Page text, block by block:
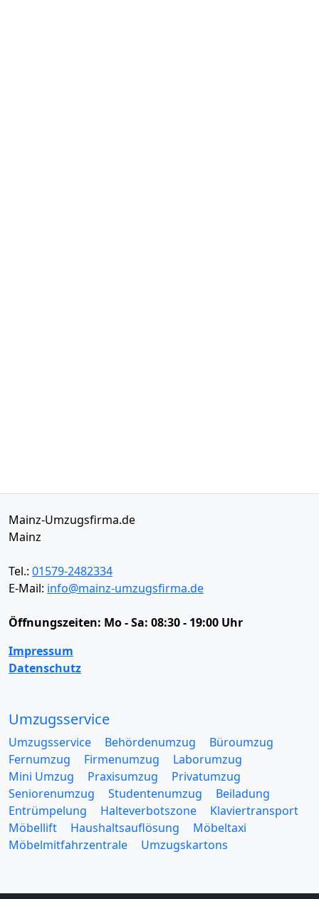
Mainz-Umzugsfirma.de
Mainz
Tel.: 01579-2482334
E-Mail: info@mainz-umzugsfirma.de
Öffnungszeiten: Mo - Sa: 08:30 - 19:00 Uhr
Impressum
Datenschutz
Umzugsservice
Umzugsservice Behördenumzug
Büroumzug
Fernumzug
Firmenumzug
Laborumzug
Mini Umzug
Praxisumzug
Privatumzug
Seniorenumzug
Studentenumzug
Beiladung
Entrümpelung
Halteverbotszone
Klaviertransport
Möbellift
Haushaltsauflösung
Möbeltaxi
Möbelmitfahrzentrale
Umzugskartons